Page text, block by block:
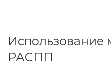
Использование
РАСПП